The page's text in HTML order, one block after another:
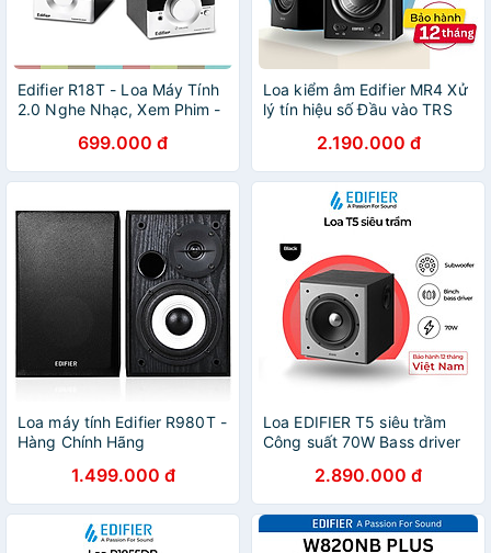
Edifier R18T - Loa Máy Tính
2.0 Nghe Nhạc, Xem Phim -
699.000 đ
Loa kiểm âm Edifier MR4 Xử
lý tín hiệu số Đầu vào TRS
2.190.000 đ
Loa máy tính Edifier R980T -
Hàng Chính Hãng
1.499.000 đ
Loa EDIFIER T5 siêu trầm
Công suất 70W Bass driver
ứng âm thanh sống động -
Hàng chính hãng
2.890.000 đ